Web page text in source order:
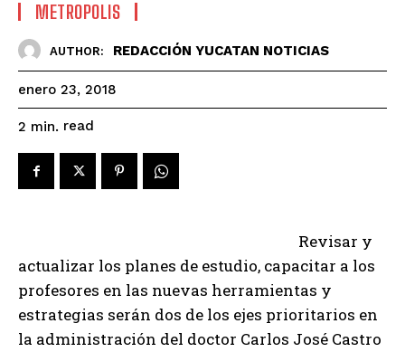
METROPOLIS
AUTHOR: REDACCIÓN YUCATAN NOTICIAS
enero 23, 2018
2 min. read
Revisar y
actualizar los planes de estudio, capacitar a los
profesores en las nuevas herramientas y
estrategias serán dos de los ejes prioritarios en
la administración del doctor Carlos José Castro